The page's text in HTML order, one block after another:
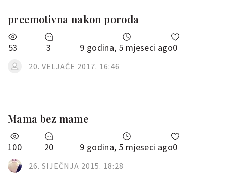
preemotivna nakon poroda
53 3 9 godina, 5 mjeseci ago0
20. VELJAČE 2017. 16:46
Mama bez mame
100 20 9 godina, 5 mjeseci ago0
26. SIJEČNJA 2015. 18:28